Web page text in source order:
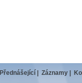
Přednášející Záznamy